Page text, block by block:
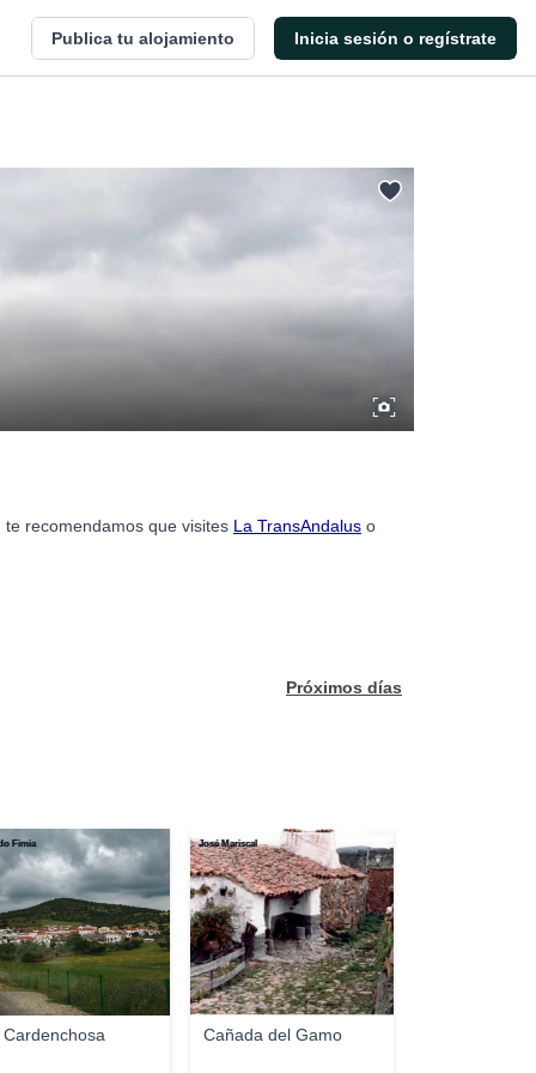
Publica tu alojamiento Inicia sesión o regístrate
recomendamos que visites La TransAndalus o
Próximos días
Fimia
Cañada del Gamo
José Mariscal